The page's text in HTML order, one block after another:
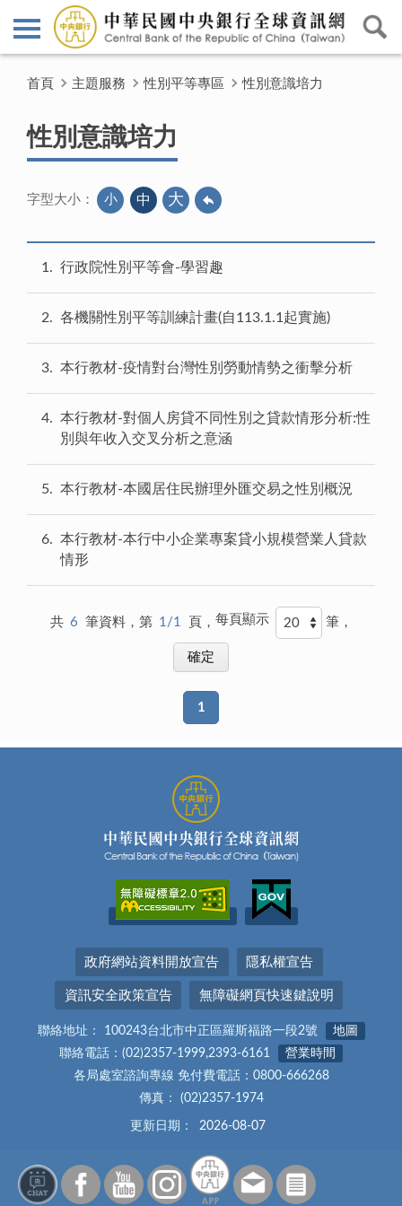
首頁 主題服務 性別平等專區 性別意識培力
性別意識培力
字型大小： 小 中 大
1 行政院性別平等會-學習趣
2 各機關性別平等訓練計畫(自113.1.1起實施)
3 本行教材-疫情對台灣性別勞動情勢之衝擊分析
4
本行教材-對個人房貸不同性別之貸款情形分析:性
別與年收入交叉分析之意涵
5 本行教材-本國居住民辦理外匯交易之性別概況
6
本行教材-本行中小企業專案貸小規模營業人貸款
情形
共 6 筆資料，第 1/1 頁， 每頁顯示 筆，
1
政府網站資料開放宣告 隱私權宣告
資訊安全政策宣告 無障礙網頁快速鍵說明
聯絡地址： 100243台北市中正區羅斯福路一段2號
地圖
聯絡電話：(02)2357-1999,2393-6161
營業時間
各局處室諮詢專線 免付費電話：0800-666268
傳真： (02)2357-1974
更新日期： 2026-08-07